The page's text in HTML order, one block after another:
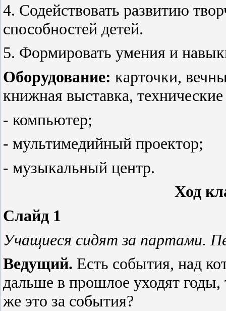
4. Содействовать развитию
способностей детей.
5. Формировать умения и
Оборудование: карточки,
книжная выставка,
- компьютер;
- мультимедийный проектор;
- музыкальный центр.
Ход
Слайд 1
Учащиеся сидят за партами.
Ведущий. Есть события, над
дальше в прошлое уходят годы,
же это за события?